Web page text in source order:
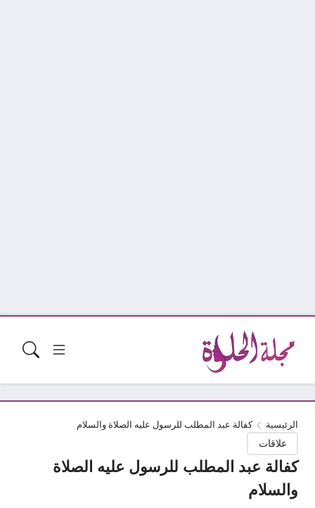
الرئيسية كفالة عبد المطلب للرسول عليه الصلاة والسلام
علاقات
كفالة عبد المطلب للرسول عليه الصلاة
والسلام